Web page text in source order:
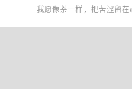
我愿像茶一样，把苦涩留在